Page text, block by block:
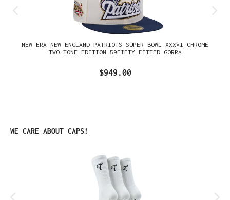
NEW ERA NEW ENGLAND PATRIOTS SUPER BOWL XXXVI CHROME
TWO TONE EDITION 59FIFTY FITTED GORRA
$949.00
Omitir la galería de productos
WE CARE ABOUT CAPS!